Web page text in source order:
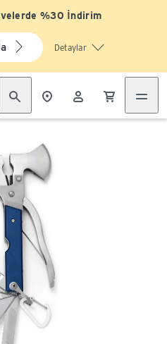
%30 İndirim
Detaylar